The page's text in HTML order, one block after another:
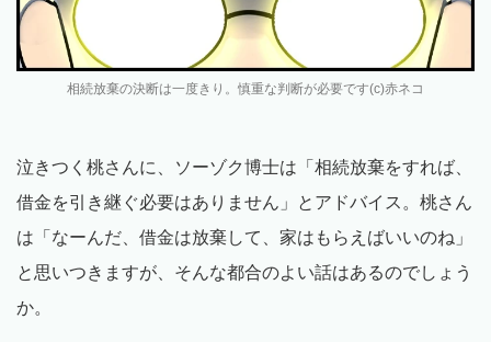
相続放棄の決断は一度きり。慎重な判断が必要です(c)赤ネコ
泣きつく桃さんに、ソーゾク博士は「相続放棄をすれば、
借金を引き継ぐ必要はありません」とアドバイス。桃さん
は「なーんだ、借金は放棄して、家はもらえばいいのね」
と思いつきますが、そんな都合のよい話はあるのでしょう
か。